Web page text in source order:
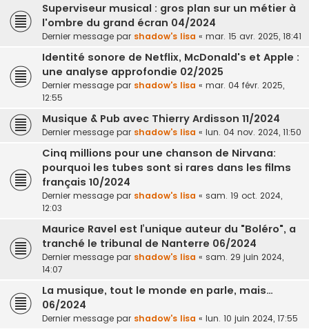
Superviseur musical : gros plan sur un métier à
l'ombre du grand écran 04/2024
Dernier message par shadow's lisa « mar. 15 avr. 2025, 18:41
Identité sonore de Netflix, McDonald's et Apple :
une analyse approfondie 02/2025
Dernier message par shadow's lisa « mar. 04 févr. 2025,
12:55
Musique & Pub avec Thierry Ardisson 11/2024
Dernier message par shadow's lisa « lun. 04 nov. 2024, 11:50
Cinq millions pour une chanson de Nirvana:
pourquoi les tubes sont si rares dans les films
français 10/2024
Dernier message par shadow's lisa « sam. 19 oct. 2024,
12:03
Maurice Ravel est l’unique auteur du "Boléro", a
tranché le tribunal de Nanterre 06/2024
Dernier message par shadow's lisa « sam. 29 juin 2024,
14:07
La musique, tout le monde en parle, mais…
06/2024
Dernier message par shadow's lisa « lun. 10 juin 2024, 17:55